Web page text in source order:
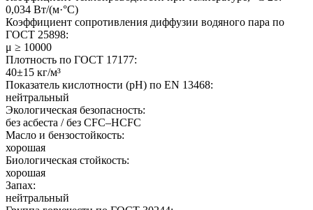
0,034 Вт/(м·°C)
Коэффициент сопротивления диффузии водяного пара по
ГОСТ 25898:
μ ≥ 10000
Плотность по ГОСТ 17177:
40±15 кг/м³
Показатель кислотности (pH) по EN 13468:
нейтральный
Экологическая безопасность:
без асбеста / без CFC–HCFC
Масло и бензостойкость:
хорошая
Биологическая стойкость:
хорошая
Запах:
нейтральный